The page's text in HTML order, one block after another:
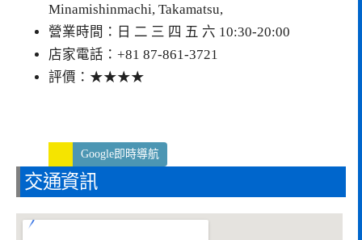
Minamishinmachi, Takamatsu,
營業時間：日 二 三 四 五 六 10:30-20:00
店家電話：+81 87-861-3721
評價：★★★★
Google即時導航
交通資訊